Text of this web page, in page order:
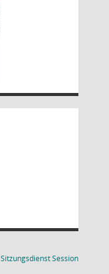
SitzungsdienstSession(Wird in